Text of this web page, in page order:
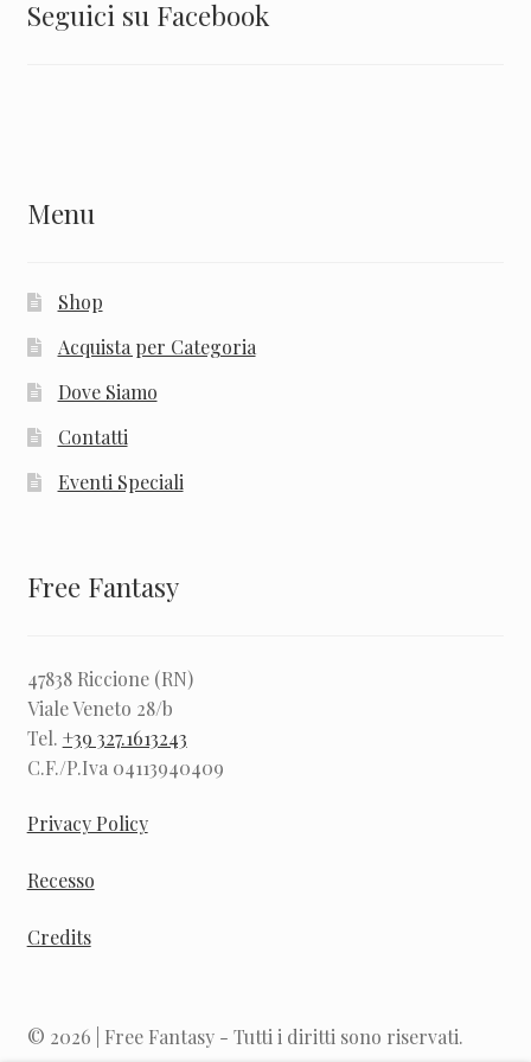
Seguici su Facebook
Menu
Shop
Acquista per Categoria
Dove Siamo
Contatti
Eventi Speciali
Free Fantasy
47838 Riccione (RN)
Viale Veneto 28/b
Tel. +39 327.1613243
C.F./P.Iva 04113940409
Privacy Policy
Recesso
Credits
© 2026 | Free Fantasy - Tutti i diritti sono riservati.